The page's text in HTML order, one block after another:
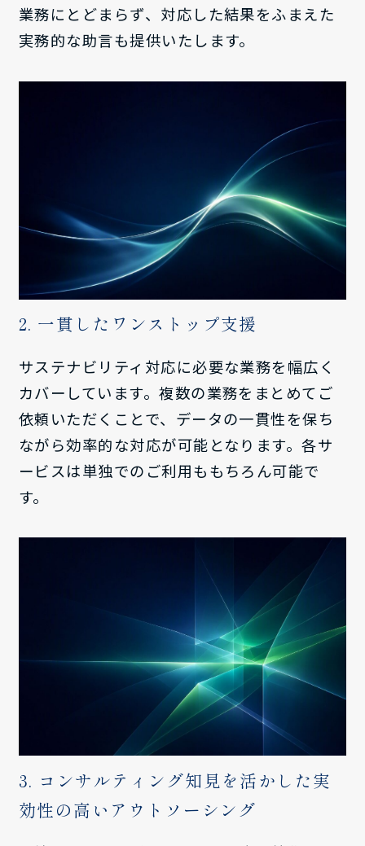
業務にとどまらず、対応した結果をふまえた
実務的な助言も提供いたします。
2. 一貫したワンストップ支援
サステナビリティ対応に必要な業務を幅広く
カバーしています。複数の業務をまとめてご
依頼いただくことで、データの一貫性を保ち
ながら効率的な対応が可能となります。各サ
ービスは単独でのご利用ももちろん可能で
す。
3. コンサルティング知見を活かした実
効性の高いアウトソーシング